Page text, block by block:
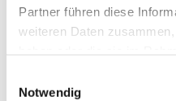
Partner führen diese
weiteren Daten
Notwendig
Der
drei Jahren nach